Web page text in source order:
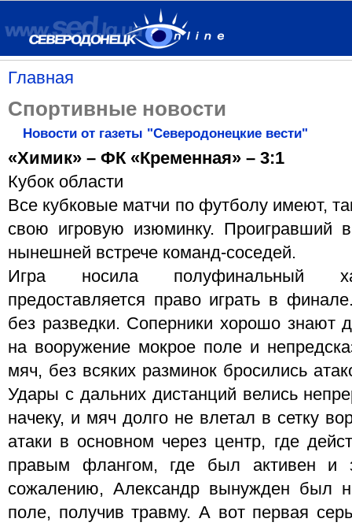
Главная
Спортивные новости
Новости от газеты "Северодонецкие вести"
«Химик» – ФК «Кременная» – 3:1
Кубок области
Все кубковые матчи по футболу имеют,
свою игровую изюминку. Проигравший
нынешней встрече команд-соседей.
Игра носила полуфинальный
предоставляется право играть в
без разведки. Соперники хорошо знают
на вооружение мокрое поле и
мяч, без всяких разминок бросились
Удары с дальних дистанций велись
начеку, и мяч долго не влетал в сетку
атаки в основном через центр, где
правым флангом, где был активен и
сожалению, Александр вынужден был
поле, получив травму. А вот первая